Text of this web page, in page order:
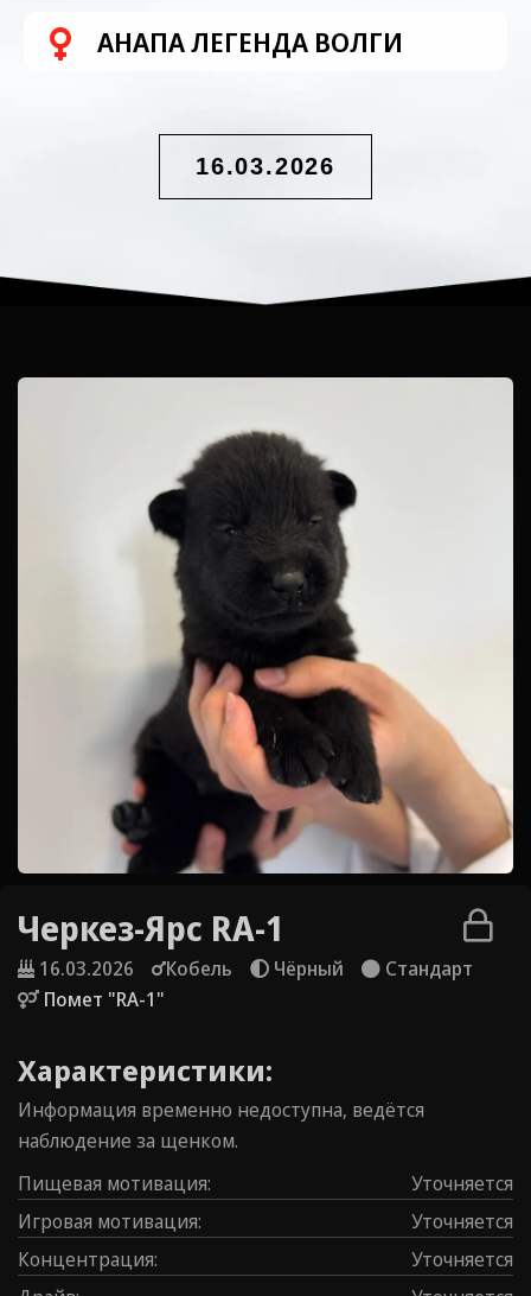
АНАПА ЛЕГЕНДА ВОЛГИ
16.03.2026
Черкез-Ярс RA-1
16.03.2026 Кобель Чёрный
Стандарт
Помет "RA-1"
Характеристики:
Информация временно недоступна, ведётся
наблюдение за щенком.
Пищевая мотивация:
Уточняется
Игровая мотивация:
Уточняется
Концентрация:
Уточняется